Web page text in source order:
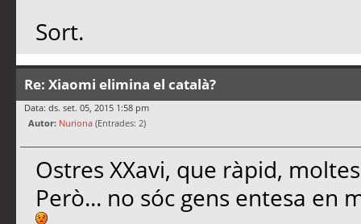
Sort.
Re: Xiaomi elimina el català?
Data: ds. set. 05, 2015 1:58 pm
Autor: Nuriona (Entrades: 2)
Ostres XXavi, que ràpid,
Però... no sóc gens entesa en